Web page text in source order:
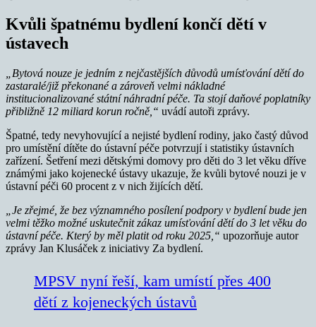
Kvůli špatnému bydlení končí dětí v
ústavech
„Bytová nouze je jedním z nejčastějších důvodů umísťování dětí do
zastaralé/již překonané a zároveň velmi nákladné
institucionalizované státní náhradní péče. Ta stojí daňové poplatníky
přibližně 12 miliard korun ročně,“ uvádí autoři zprávy.
Špatné, tedy nevyhovující a nejisté bydlení rodiny, jako častý důvod
pro umístění dítěte do ústavní péče potvrzují i statistiky ústavních
zařízení. Šetření mezi dětskými domovy pro děti do 3 let věku dříve
známými jako kojenecké ústavy ukazuje, že kvůli bytové nouzi je v
ústavní péči 60 procent z v nich žijících dětí.
„Je zřejmé, že bez významného posílení podpory v bydlení bude jen
velmi těžko možné uskutečnit zákaz umísťování dětí do 3 let věku do
ústavní péče. Který by měl platit od roku 2025,“ upozorňuje autor
zprávy Jan Klusáček z iniciativy Za bydlení.
MPSV nyní řeší, kam umístí přes 400
dětí z kojeneckých ústavů